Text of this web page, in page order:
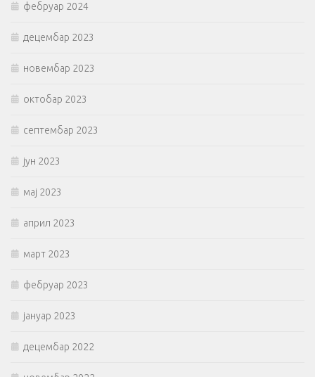
фебруар 2024
децембар 2023
новембар 2023
октобар 2023
септембар 2023
јун 2023
мај 2023
април 2023
март 2023
фебруар 2023
јануар 2023
децембар 2022